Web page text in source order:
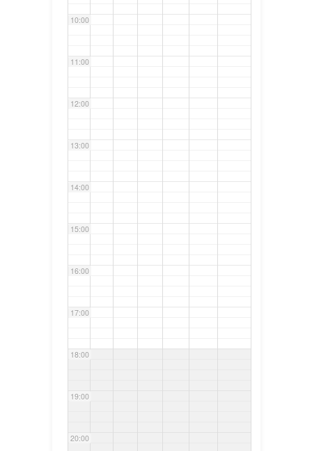
10:00
11:00
12:00
13:00
14:00
15:00
16:00
17:00
18:00
19:00
20:00